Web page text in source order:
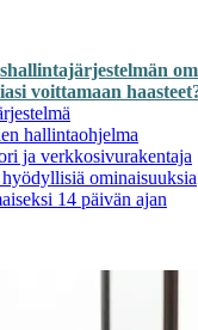
voittamaan
hallintaohjelma
ja verkkosivurakentaja
ominaisuuksia
14 päivän ajan